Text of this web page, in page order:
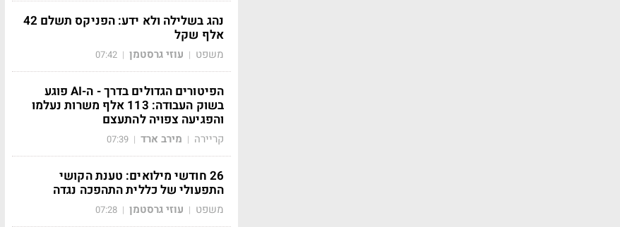
נהג בשלילה ולא ידע: הפניקס תשלם 42
אלף שקל
משפט | עוזי גרסטמן |
07:42
הפיטורים הגדולים בדרך - ה-AI פוגע
בשוק העבודה: 113 אלף משרות נעלמו
והפגיעה צפויה להתעצם
קריירה | מירב ארד |
07:39
26 חודשי מילואים: טענת הקושי
התפעולי של כללית התהפכה נגדה
משפט | עוזי גרסטמן |
07:28